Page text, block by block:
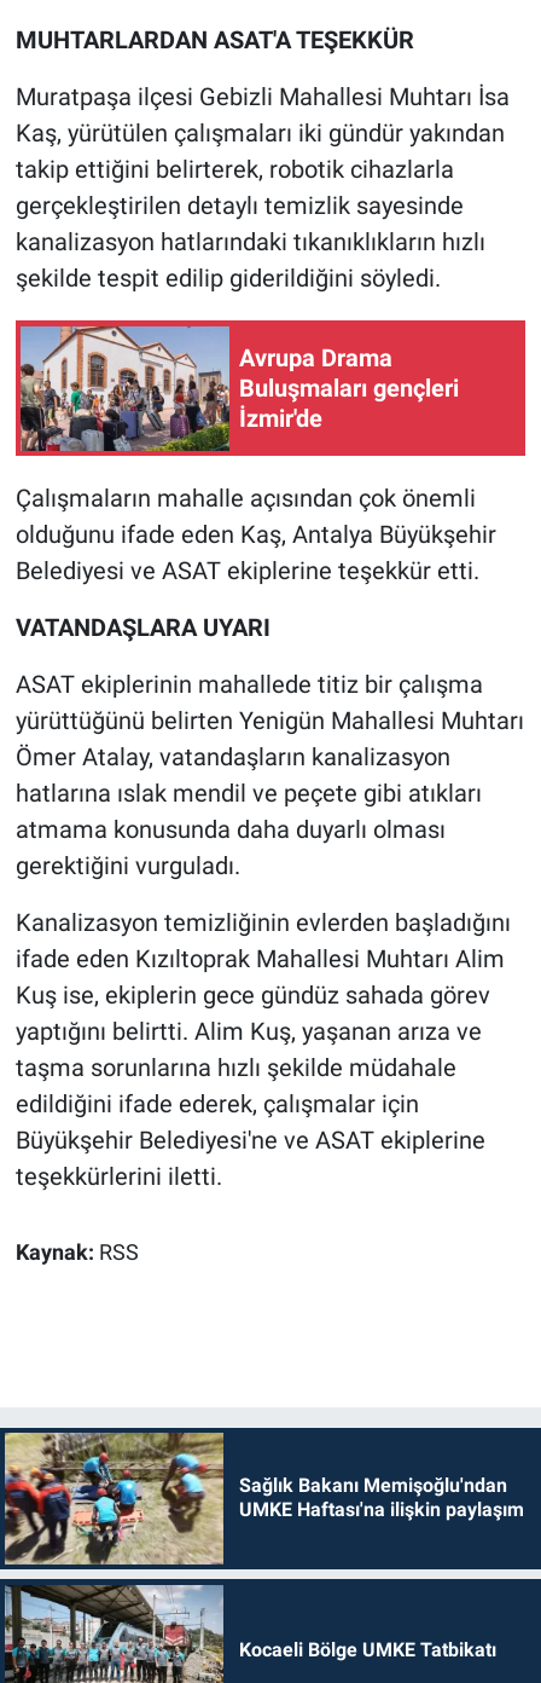
MUHTARLARDAN ASAT'A TEŞEKKÜR
Muratpaşa ilçesi Gebizli Mahallesi Muhtarı İsa
Kaş, yürütülen çalışmaları iki gündür yakından
takip ettiğini belirterek, robotik cihazlarla
gerçekleştirilen detaylı temizlik sayesinde
kanalizasyon hatlarındaki tıkanıklıkların hızlı
şekilde tespit edilip giderildiğini söyledi.
Avrupa Drama
Buluşmaları gençleri
İzmir'de
Çalışmaların mahalle açısından çok önemli
olduğunu ifade eden Kaş, Antalya Büyükşehir
Belediyesi ve ASAT ekiplerine teşekkür etti.
VATANDAŞLARA UYARI
ASAT ekiplerinin mahallede titiz bir çalışma
yürüttüğünü belirten Yenigün Mahallesi Muhtarı
Ömer Atalay, vatandaşların kanalizasyon
hatlarına ıslak mendil ve peçete gibi atıkları
atmama konusunda daha duyarlı olması
gerektiğini vurguladı.
Kanalizasyon temizliğinin evlerden başladığını
ifade eden Kızıltoprak Mahallesi Muhtarı Alim
Kuş ise, ekiplerin gece gündüz sahada görev
yaptığını belirtti. Alim Kuş, yaşanan arıza ve
taşma sorunlarına hızlı şekilde müdahale
edildiğini ifade ederek, çalışmalar için
Büyükşehir Belediyesi'ne ve ASAT ekiplerine
teşekkürlerini iletti.
Kaynak: RSS
Sağlık Bakanı Memişoğlu'ndan
UMKE Haftası'na ilişkin paylaşım
Kocaeli Bölge UMKE Tatbikatı